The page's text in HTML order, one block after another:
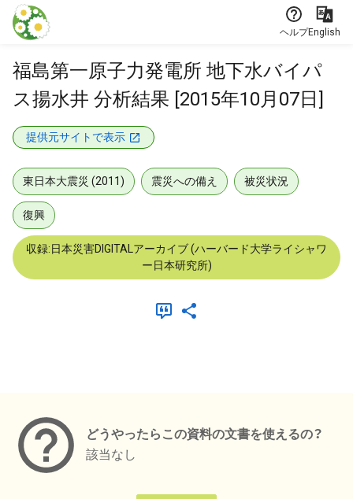
本文に飛ぶ
ヘルプEnglish
福島第一原子力発電所 地下水バイパ
ス揚水井 分析結果 [2015年10月07日]
提供元サイトで表示
東日本大震災 (2011) 震災への備え 被災状況
復興
収録:日本災害DIGITALアーカイブ (ハーバード大学ライシャワ
ー日本研究所)
どうやったらこの資料の文書を使えるの？
該当なし